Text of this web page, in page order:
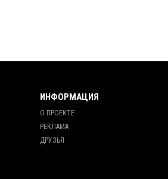
ИНФОРМАЦИЯ
О ПРОЕКТЕ
РЕКЛАМА
ДРУЗЬЯ